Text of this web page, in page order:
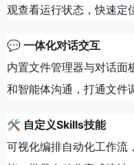
观查看运行状态，快速定
💬 一体化对话交互
内置文件管理器与对话面
和智能体沟通，打通文件
🛠 自定义Skills技能
可视化编排自动化工作